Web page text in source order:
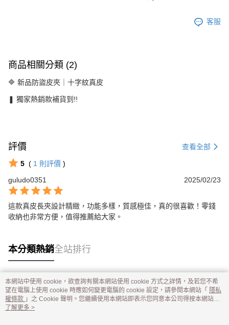
客服
商品相關分類 (2)
🔷 新品防盜皮夾｜十字紋真皮
❚ 獨家熱銷款補貨到!!
評價 查看全部
5 ( 1 則評價 )
guludo0351
2025/02/23
這款真皮長夾設計精緻，功能多樣，質感極佳，真的很喜歡！零錢
收納也非常方便，值得推薦給大家。
本分類熱銷全站排行
熱門標籤
本網站中使用 cookie，欲查詢有關本網站使用 cookie 方式之詳情，及若您不希
望在電腦上使用 cookie 時應如何變更電腦的 cookie 設定，請參閱本網站「 隱私
權條款 」之 Cookie 聲明。您繼續使用本網站即表示您同意本公司得按本網站使
用條款之 Cookie 聲明使用 cookie。
了解更多 >